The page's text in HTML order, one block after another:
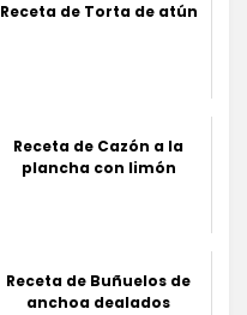
Receta de Torta de atún
Receta de Cazón a la
plancha con limón
Receta de Buñuelos de
anchoa dealados